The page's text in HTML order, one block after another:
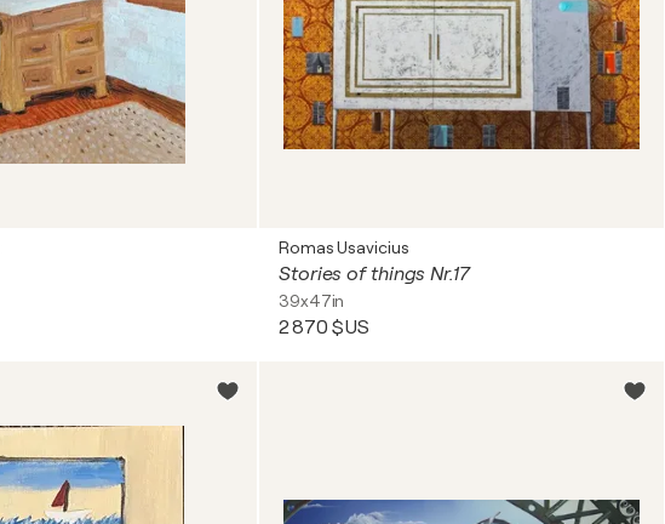
Romas Usavicius
Stories of things Nr.17
39x47in
2 870 $US